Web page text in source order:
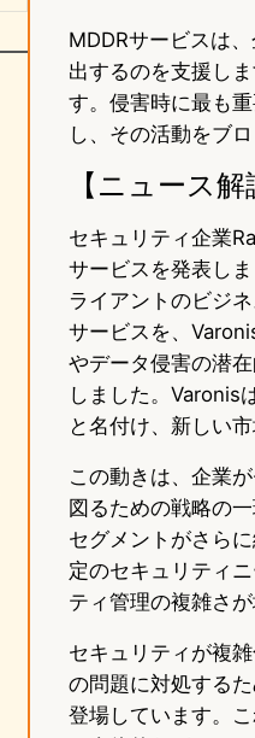
MDDRサービスは
出するのを支援し
す。侵害時に最も
し、その活動をブ
【ニュース
セキュリティ企業
サービスを発表し
ライアントのビジ
サービスを、
やデータ侵害の潜
しました。Varonis
と名付け、新しい
この動きは、企業
図るための戦略の
セグメントがさら
定のセキュリティ
ティ管理の複雑さ
セキュリティが複
の問題に対処する
登場しています。